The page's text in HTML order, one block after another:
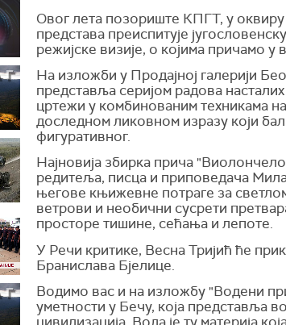
Овог лета позориште КПГТ, у
представа преиспитује
режијске визије, о којима причамо у
На изложби у Продајној галерији
представља серијом радова
цртежи у комбинованим техникама
доследном ликовном изразу који
фигуративног.
Најновија збирка прича
редитеља, писца и приповедача
његове књижевне потраге за
ветрови и необични сусрети
просторе тишине, сећања и лепоте.
У Речи критике, Весна Тријић ће
Бранислава Бјелице.
Водимо вас и на изложбу "Водени
уметности у Бечу, која представља